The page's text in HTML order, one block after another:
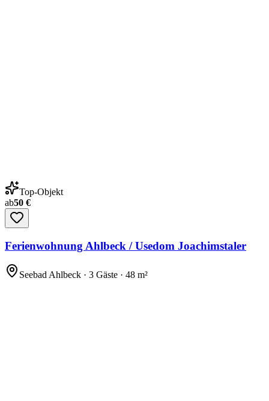
Top-Objekt
ab50 €
Ferienwohnung Ahlbeck / Usedom Joachimstaler
Seebad Ahlbeck · 3 Gäste · 48 m²